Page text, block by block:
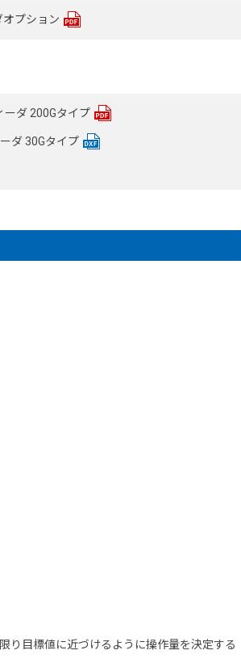
プション
ーダ 200Gタイプ
ダ 30Gタイプ
り目標値に近づけるように操作量を決定する